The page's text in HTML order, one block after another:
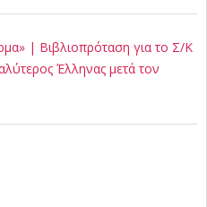
| Βιβλιοπρόταση για το Σ/Κ
Έλληνας μετά τον